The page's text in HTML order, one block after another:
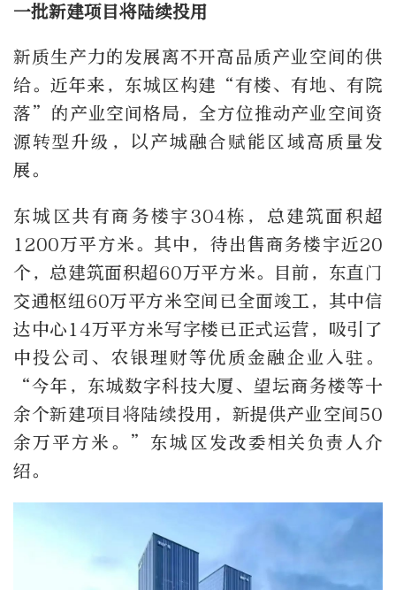
一批新建项目将陆续投用
新质生产力的发展离不开高品质产业空间的供
给。近年来，东城区构建“有楼、有地、有院
落”的产业空间格局，全方位推动产业空间资
源转型升级，以产城融合赋能区域高质量发
展。
东城区共有商务楼宇304栋，总建筑面积超
1200万平方米。其中，待出售商务楼宇近20
个，总建筑面积超60万平方米。目前，东直门
交通枢纽60万平方米空间已全面竣工，其中信
达中心14万平方米写字楼已正式运营，吸引了
中投公司、农银理财等优质金融企业入驻。
“今年，东城数字科技大厦、望坛商务楼等十
余个新建项目将陆续投用，新提供产业空间50
余万平方米。”东城区发改委相关负责人介
绍。